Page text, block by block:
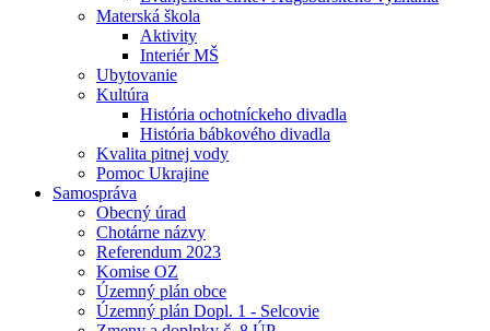
Materská škola
Aktivity
Interiér MŠ
Ubytovanie
Kultúra
História ochotníckeho divadla
História bábkového divadla
Kvalita pitnej vody
Pomoc Ukrajine
Samospráva
Obecný úrad
Chotárne názvy
Referendum 2023
Komise OZ
Územný plán obce
Územný plán Dopl. 1 - Selcovie